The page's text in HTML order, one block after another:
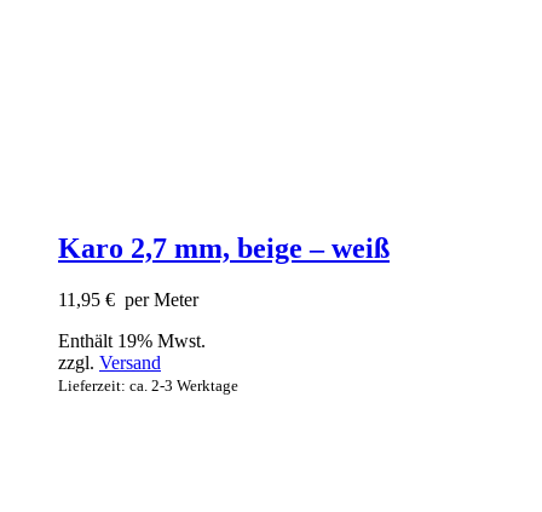
Karo 2,7 mm, beige – weiß
11,95 € per Meter
Enthält 19% Mwst.
zzgl. Versand
Lieferzeit: ca. 2-3 Werktage